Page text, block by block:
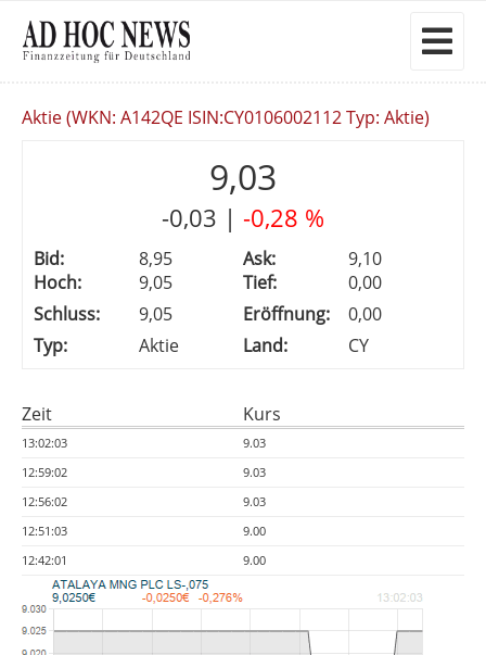
Aktie (WKN: A142QE ISIN:CY0106002112 Typ: Aktie)
9,03
-0,03 | -0,28 %
Bid: 8,95 Ask:
9,10
Hoch:
9,05 Tief:
0,00
Schluss:
9,05 Eröffnung:
0,00
Typ:
Aktie Land: CY
Zeit Kurs
13:02:03
9.03
12:59:02
9.03
12:56:02
9.03
12:51:03
9.00
12:42:01
9.00